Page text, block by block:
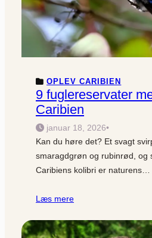
OPLEV CARIBIEN
9 fuglereservater
Caribien
januar 18, 2026•
Kan du høre det? Et svagt
smaragdgrøn og rubinrød, og
Caribiens kolibri er naturens…
Læs mere